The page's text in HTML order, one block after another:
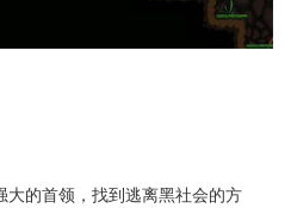
的首领，找到逃离黑社会的方